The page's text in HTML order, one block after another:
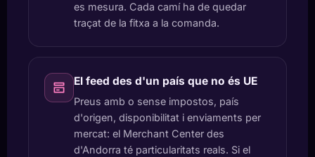
es mesura. Cada camí ha de quedar
traçat de la fitxa a la comanda.
El feed des d'un país que no és UE
Preus amb o sense impostos, país
d'origen, disponibilitat i enviaments per
mercat: el Merchant Center des
d'Andorra té particularitats reals. Si el